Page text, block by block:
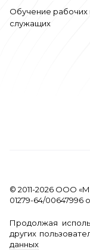
Обучение рабочих
служащих
© 2011-2026 ООО
01279-64/00647996
Продолжая
других
данных